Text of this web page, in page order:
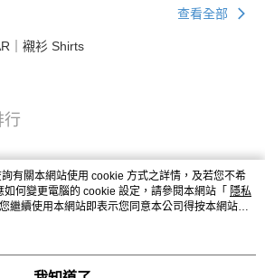
查看全部
｜襯衫 Shirts
行
有關本網站使用 cookie 方式之詳情，及若您不希
何變更電腦的 cookie 設定，請參閱本網站「 隱私
繼續使用本網站即表示您同意本公司得按本網站使
。